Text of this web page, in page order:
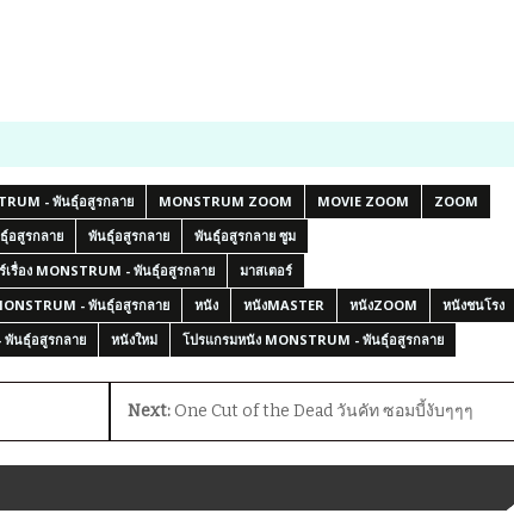
- พันธุ์อสูรกลาย MONSTRUM ZOOM MOVIE ZOOM
ZOOM
อสูรกลาย พันธุ์อสูรกลาย
พันธุ์อสูรกลาย ซูม
เรื่อง MONSTRUM - พันธุ์อสูรกลาย
มาสเตอร์
- พันธุ์อสูรกลาย หนัง หนังMASTER หนังZOOM
หนังชนโรง
พันธุ์อสูรกลาย หนังใหม่ โปรแกรมหนัง MONSTRUM - พันธุ์อสูรกลาย
Next: One Cut of the Dead วันคัท ซอมบี้งับๆๆๆ